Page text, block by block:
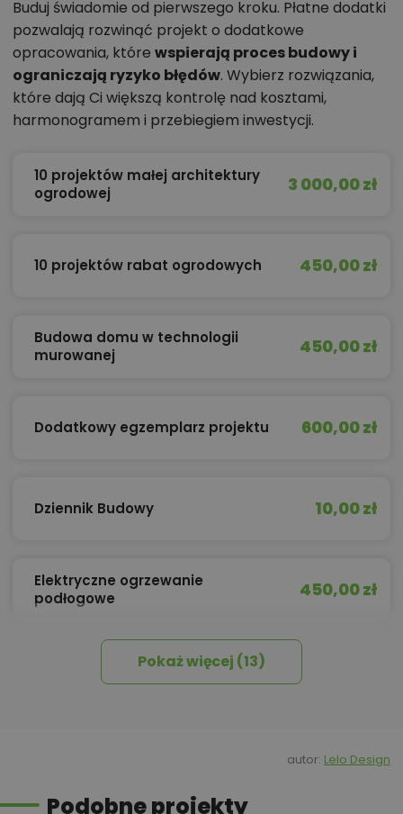
Buduj świadomie od pierwszego kroku. Płatne dodatki
pozwalają rozwinąć projekt o dodatkowe
opracowania, które wspierają proces budowy i
ograniczają ryzyko błędów. Wybierz rozwiązania,
które dają Ci większą kontrolę nad kosztami,
harmonogramem i przebiegiem inwestycji.
10 projektów małej architektury
ogrodowej
3 000,00 zł
10 projektów rabat ogrodowych 450,00 zł
Budowa domu w technologii
murowanej
450,00 zł
Dodatkowy egzemplarz projektu 600,00 zł
Dziennik Budowy 10,00 zł
Elektryczne ogrzewanie
podłogowe
450,00 zł
Izolacja celulozowa
800,00 zł
Pokaż więcej (13)
autor: Lelo Design
Podobne projekty